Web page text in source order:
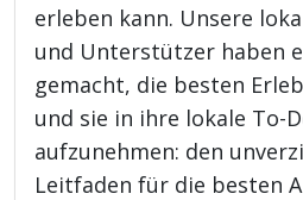
erleben kann. Unsere
und Unterstützer haben
gemacht, die besten
und sie in ihre lokale To-
aufzunehmen: den
Leitfaden für die besten